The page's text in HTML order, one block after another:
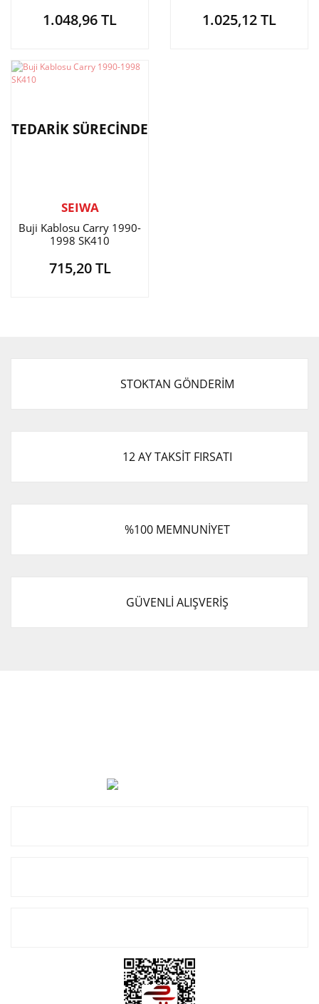
1.048,96 TL 1.025,12 TL
TEDARİK SÜRECİNDE
SEIWA
Buji Kablosu Carry 1990-
1998 SK410
715,20 TL
STOKTAN GÖNDERİM
12 AY TAKSİT FIRSATI
%100 MEMNUNİYET
GÜVENLİ ALIŞVERİŞ